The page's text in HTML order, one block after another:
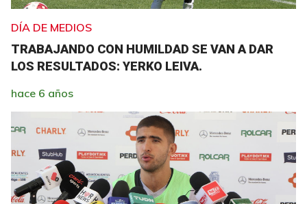
DÍA DE MEDIOS
TRABAJANDO CON HUMILDAD SE VAN A DAR
LOS RESULTADOS: YERKO LEIVA.
hace 6 años